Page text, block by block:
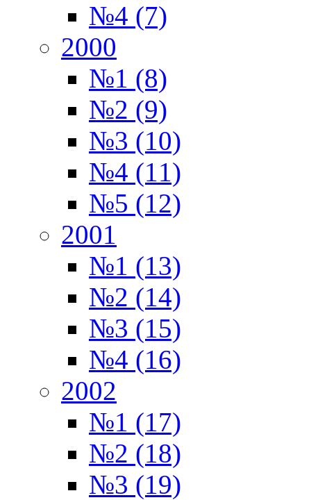
№4 (7)
2000
№1 (8)
№2 (9)
№3 (10)
№4 (11)
№5 (12)
2001
№1 (13)
№2 (14)
№3 (15)
№4 (16)
2002
№1 (17)
№2 (18)
№3 (19)